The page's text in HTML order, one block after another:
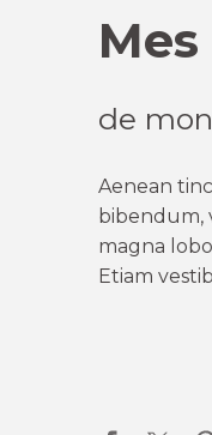
de
Aenean
bibendum,
magna
Etiam